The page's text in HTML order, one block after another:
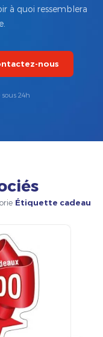
à quoi ressemblera
nous
24h
Étiquette cadeau